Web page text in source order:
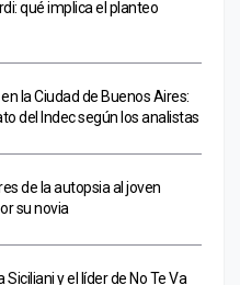
qué implica el planteo
la Ciudad de Buenos Aires:
del Indec según los analistas
de la autopsia al joven
su novia
y el líder de No Te Va